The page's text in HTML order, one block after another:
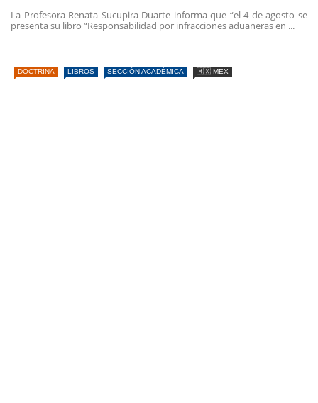
La Profesora Renata Sucupira Duarte informa que “el 4 de agosto se
presenta su libro “Responsabilidad por infracciones aduaneras en ...
DOCTRINA LIBROS SECCIÓN ACADÉMICA 🇲🇽 MEX